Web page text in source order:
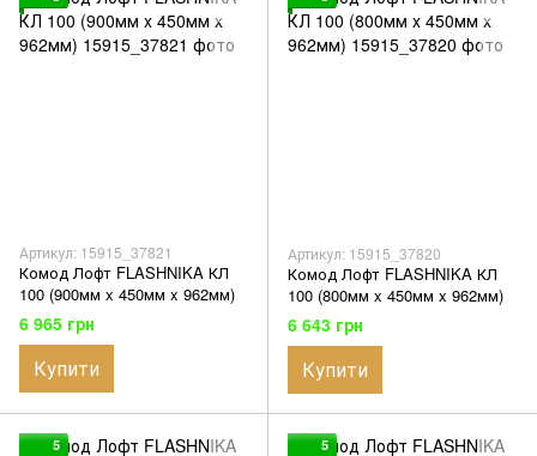
Артикул: 15915_37821
Комод Лофт FLASHNIKA КЛ
100 (900мм x 450мм x 962мм)
6 965 грн
Купити
Артикул: 15915_37820
Комод Лофт FLASHNIKA КЛ
100 (800мм x 450мм x 962мм)
6 643 грн
Купити
5 5